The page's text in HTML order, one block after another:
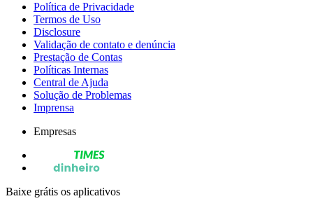
Política de Privacidade
Termos de Uso
Disclosure
Validação de contato e denúncia
Prestação de Contas
Políticas Internas
Central de Ajuda
Solução de Problemas
Imprensa
Empresas
Baixe grátis os aplicativos